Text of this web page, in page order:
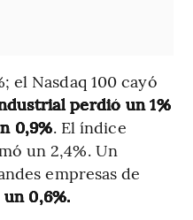
el Nasdaq 100 cayó
perdió un 1%
0,9%. El índice
un 2,4%. Un
empresas de
0,6%.